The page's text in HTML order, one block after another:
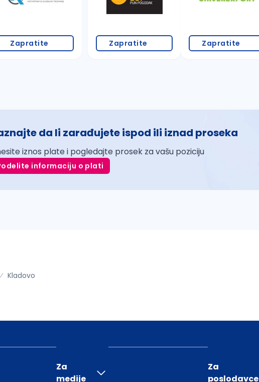
Zapratite Zapratite Zapratite
da li zarađujete ispod ili iznad proseka
iznos plate i pogledajte prosek za vašu poziciju
informaciju o plati
Kladovo
Za
medije
Za
poslodavce